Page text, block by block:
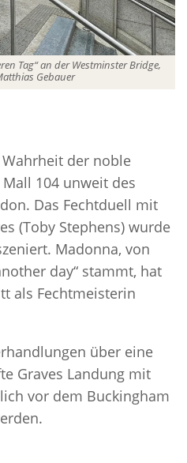
Tag“ an der Westminster Bridge,
Gebauer
Wahrheit der noble
104 unweit des
Das Fechtduell mit
(Toby Stephens) wurde
Madonna, von
day“ stammt, hat
als Fechtmeisterin
über eine
Graves Landung mit
vor dem Buckingham